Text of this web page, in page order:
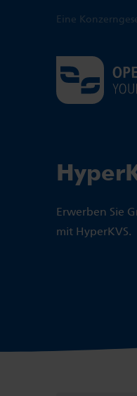
Eine
Erwerben Sie
mit HyperKVS.